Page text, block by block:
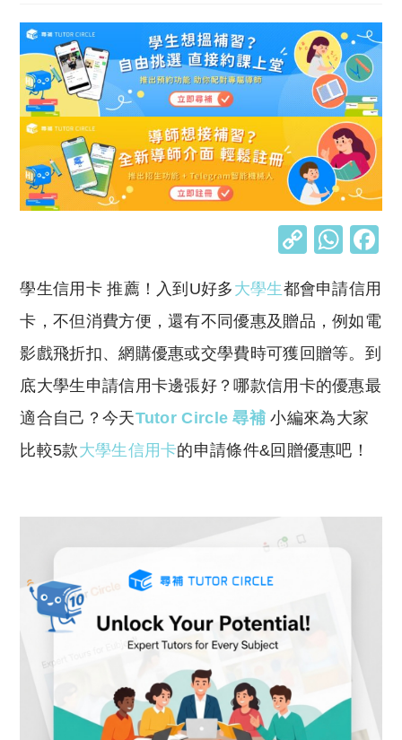
C
p
y
Li
n
k
W
at
s
A
p
p
學生信用卡 推薦！入到U好多 大學生都會申請信用
卡，不但消費方便，還有不同優惠及贈品，例如電
影戲飛折扣、網購優惠或交學費時可獲回贈等。到
底大學生申請信用卡邊張好？哪款信用卡的優惠最
適合自己？今天Tutor Circle 尋補 小編來為大家
比較5款大學生信用卡的申請條件&回贈優惠吧！